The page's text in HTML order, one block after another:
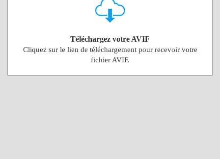
Téléchargez votre AVIF
Cliquez sur le lien de téléchargement pour recevoir votre
fichier AVIF.